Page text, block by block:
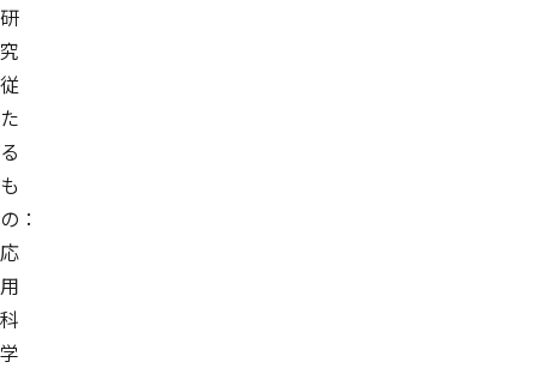
研
究
従
た
る
も
の：
応
用
科
学